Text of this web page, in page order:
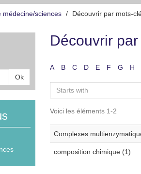
médecine/sciences Découvrir par mots-
Ok
Découvrir
A B C D E F G H
Voici les éléments 1-2
Complexes
composition chimique (1)